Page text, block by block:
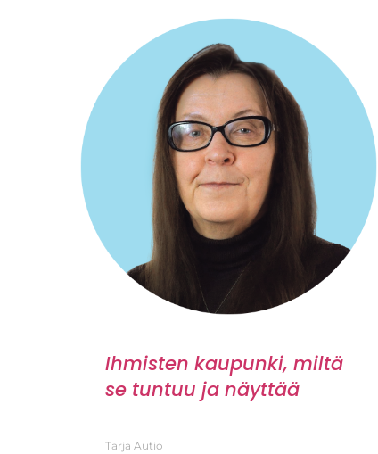
Ihmisten kaupunki, miltä
se tuntuu ja näyttää
Tarja Autio